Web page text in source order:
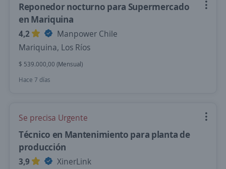
Reponedor nocturno para Supermercado
en Mariquina
4,2
Manpower Chile
Mariquina, Los Ríos
$ 539.000,00 (Mensual)
Hace 7 días
Se precisa Urgente
Técnico en Mantenimiento para planta de
producción
3,9
XinerLink